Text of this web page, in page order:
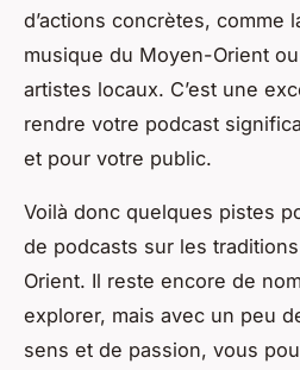
d’actions concrètes, comme
musique du Moyen-Orient
artistes locaux. C’est une
rendre votre podcast
et pour votre public.
Voilà donc quelques pistes
de podcasts sur les
Orient. Il reste encore de
explorer, mais avec un peu
sens et de passion, vous